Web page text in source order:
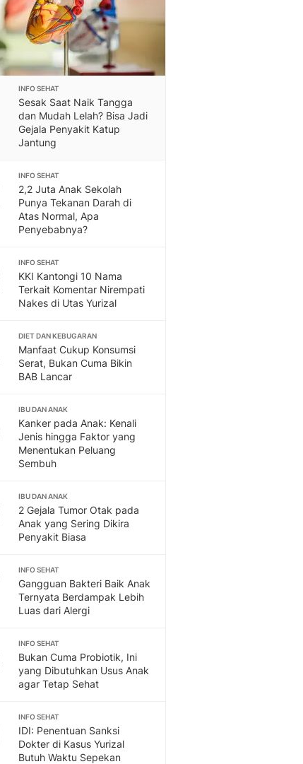
INFO SEHAT
Sesak Saat Naik Tangga
dan Mudah Lelah? Bisa Jadi
Gejala Penyakit Katup
Jantung
INFO SEHAT
2,2 Juta Anak Sekolah
Punya Tekanan Darah di
Atas Normal, Apa
Penyebabnya?
INFO SEHAT
KKI Kantongi 10 Nama
Terkait Komentar Nirempati
Nakes di Utas Yurizal
DIET DAN KEBUGARAN
Manfaat Cukup Konsumsi
Serat, Bukan Cuma Bikin
BAB Lancar
IBU DAN ANAK
Kanker pada Anak: Kenali
Jenis hingga Faktor yang
Menentukan Peluang
Sembuh
IBU DAN ANAK
2 Gejala Tumor Otak pada
Anak yang Sering Dikira
Penyakit Biasa
INFO SEHAT
Gangguan Bakteri Baik Anak
Ternyata Berdampak Lebih
Luas dari Alergi
INFO SEHAT
Bukan Cuma Probiotik, Ini
yang Dibutuhkan Usus Anak
agar Tetap Sehat
INFO SEHAT
IDI: Penentuan Sanksi
Dokter di Kasus Yurizal
Butuh Waktu Sepekan